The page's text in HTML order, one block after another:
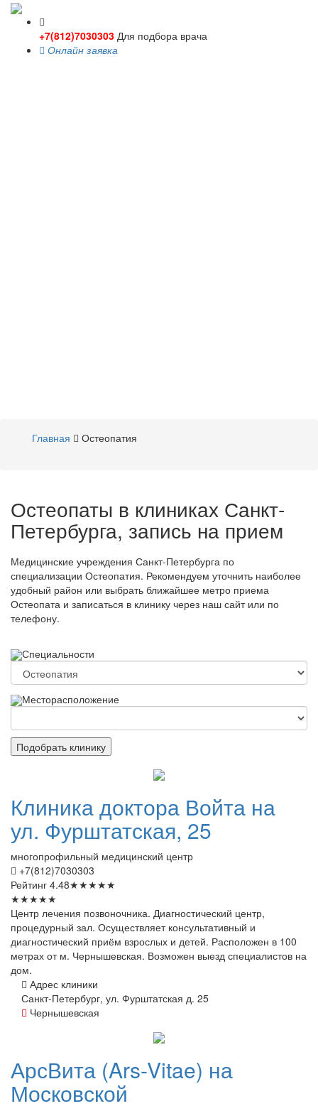
+7(812)7030303 Для подбора врача
Онлайн заявка
Главная Остеопатия
Остеопаты в клиниках Санкт-
Петербурга, запись на прием
Медицинские учреждения Санкт-Петербурга по
специализации Остеопатия. Рекомендуем уточнить наиболее
удобный район или выбрать ближайшее метро приема
Остеопата и записаться в клинику через наш сайт или по
телефону.
Специальности
Месторасположение
Подобрать клинику
Клиникадоктора Войта на
ул. Фурштатская, 25
многопрофильный медицинский центр
+7(812)7030303
Рейтинг 4.48★★★★★
★★★★★
Центр лечения позвоночника. Диагностический центр,
процедурный зал. Осуществляет консультативный и
диагностический приём взрослых и детей. Расположен в 100
метрах от м. Чернышевская. Возможен выезд специалистов на
дом.
Адрес клиники
Санкт-Петербург, ул. Фурштатская д. 25
Чернышевская
АрсВита (Ars-Vitae) на
Московской